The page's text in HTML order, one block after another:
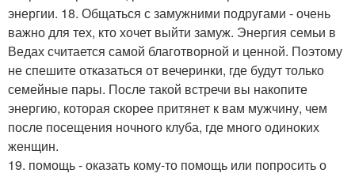
энергии. 18. Общаться с замужними подругами - очень
важно для тех, кто хочет выйти замуж. Энергия семьи в
Ведах считается самой благотворной и ценной. Поэтому
не спешите отказаться от вечеринки, где будут только
семейные пары. После такой встречи вы накопите
энергию, которая скорее притянет к вам мужчину, чем
после посещения ночного клуба, где много одиноких
женщин.
19. помощь - оказать кому-то помощь или попросить о